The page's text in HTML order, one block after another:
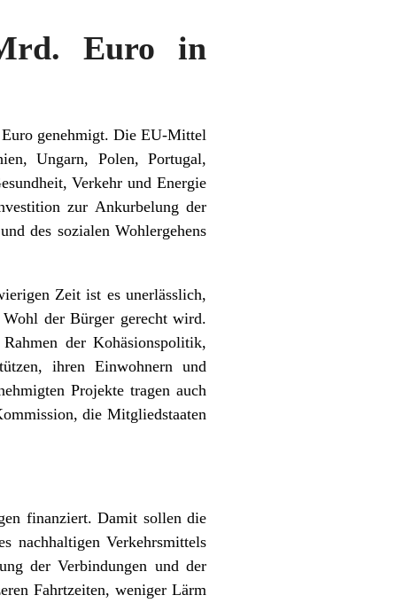
Euro in
genehmigt. Die EU-Mittel
Ungarn, Polen, Portugal,
Verkehr und Energie
zur Ankurbelung der
des sozialen Wohlergehens
Zeit ist es unerlässlich,
der Bürger gerecht wird.
der Kohäsionspolitik,
ihren Einwohnern und
Projekte tragen auch
die Mitgliedstaaten
finanziert. Damit sollen die
nachhaltigen Verkehrsmittels
der Verbindungen und der
Fahrtzeiten, weniger Lärm